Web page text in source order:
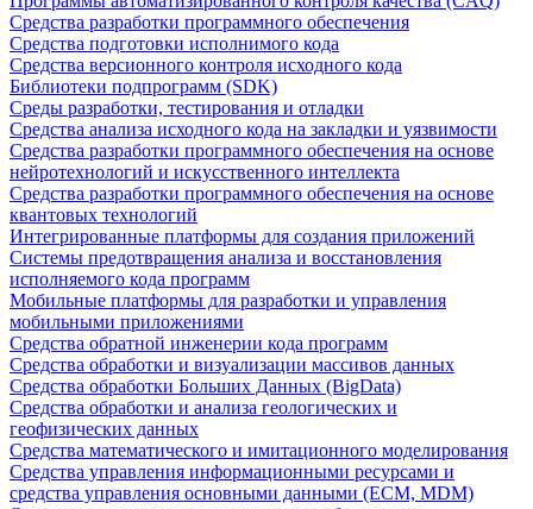
Средства разработки программного обеспечения
Средства подготовки исполнимого кода
Средства версионного контроля исходного кода
Библиотеки подпрограмм (SDK)
Среды разработки, тестирования и отладки
Средства анализа исходного кода на закладки и уязвимости
Средства разработки программного обеспечения на основе
нейротехнологий и искусственного интеллекта
Средства разработки программного обеспечения на основе
квантовых технологий
Интегрированные платформы для создания приложений
Системы предотвращения анализа и восстановления
исполняемого кода программ
Мобильные платформы для разработки и управления
мобильными приложениями
Средства обратной инженерии кода программ
Средства обработки и визуализации массивов данных
Средства обработки Больших Данных (BigData)
Средства обработки и анализа геологических и
геофизических данных
Средства математического и имитационного моделирования
Средства управления информационными ресурсами и
средства управления основными данными (ECM, MDM)